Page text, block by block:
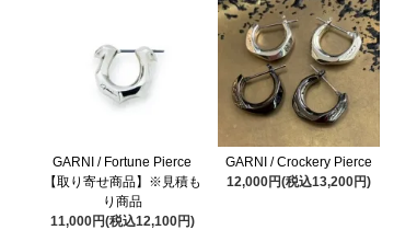
GARNI / Fortune Pierce
【取り寄せ商品】※見積も
り商品
11,000円(税込12,100円)
GARNI / Crockery Pierce
12,000円(税込13,200円)